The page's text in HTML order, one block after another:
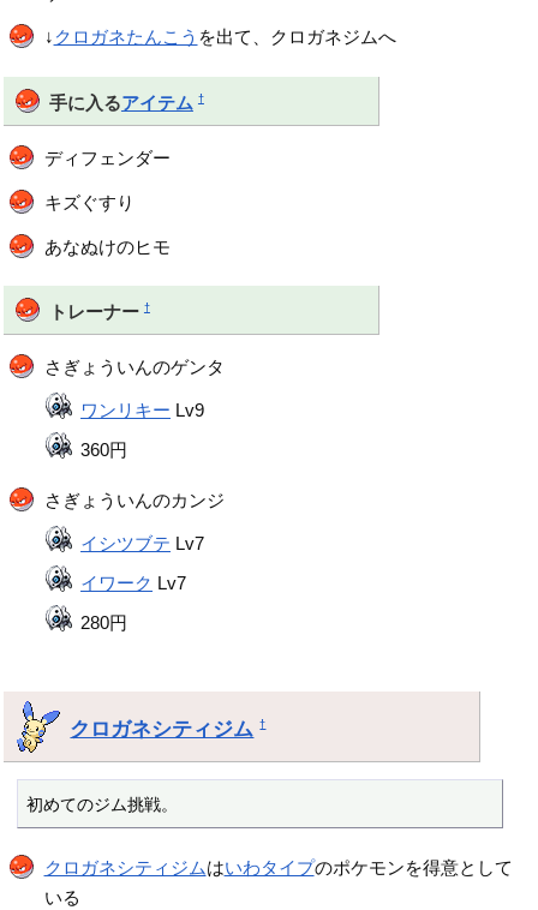
↓ クロガネたんこう を出て、クロガネジムへ
手に入るアイテム †
ディフェンダー
キズぐすり
あなぬけのヒモ
トレーナー †
さぎょういんのゲンタ
ワンリキー Lv9
360円
さぎょういんのカンジ
イシツブテ Lv7
イワーク Lv7
280円
クロガネシティジム †
初めてのジム挑戦。
クロガネシティジムはいわタイプのポケモンを得意として
いる